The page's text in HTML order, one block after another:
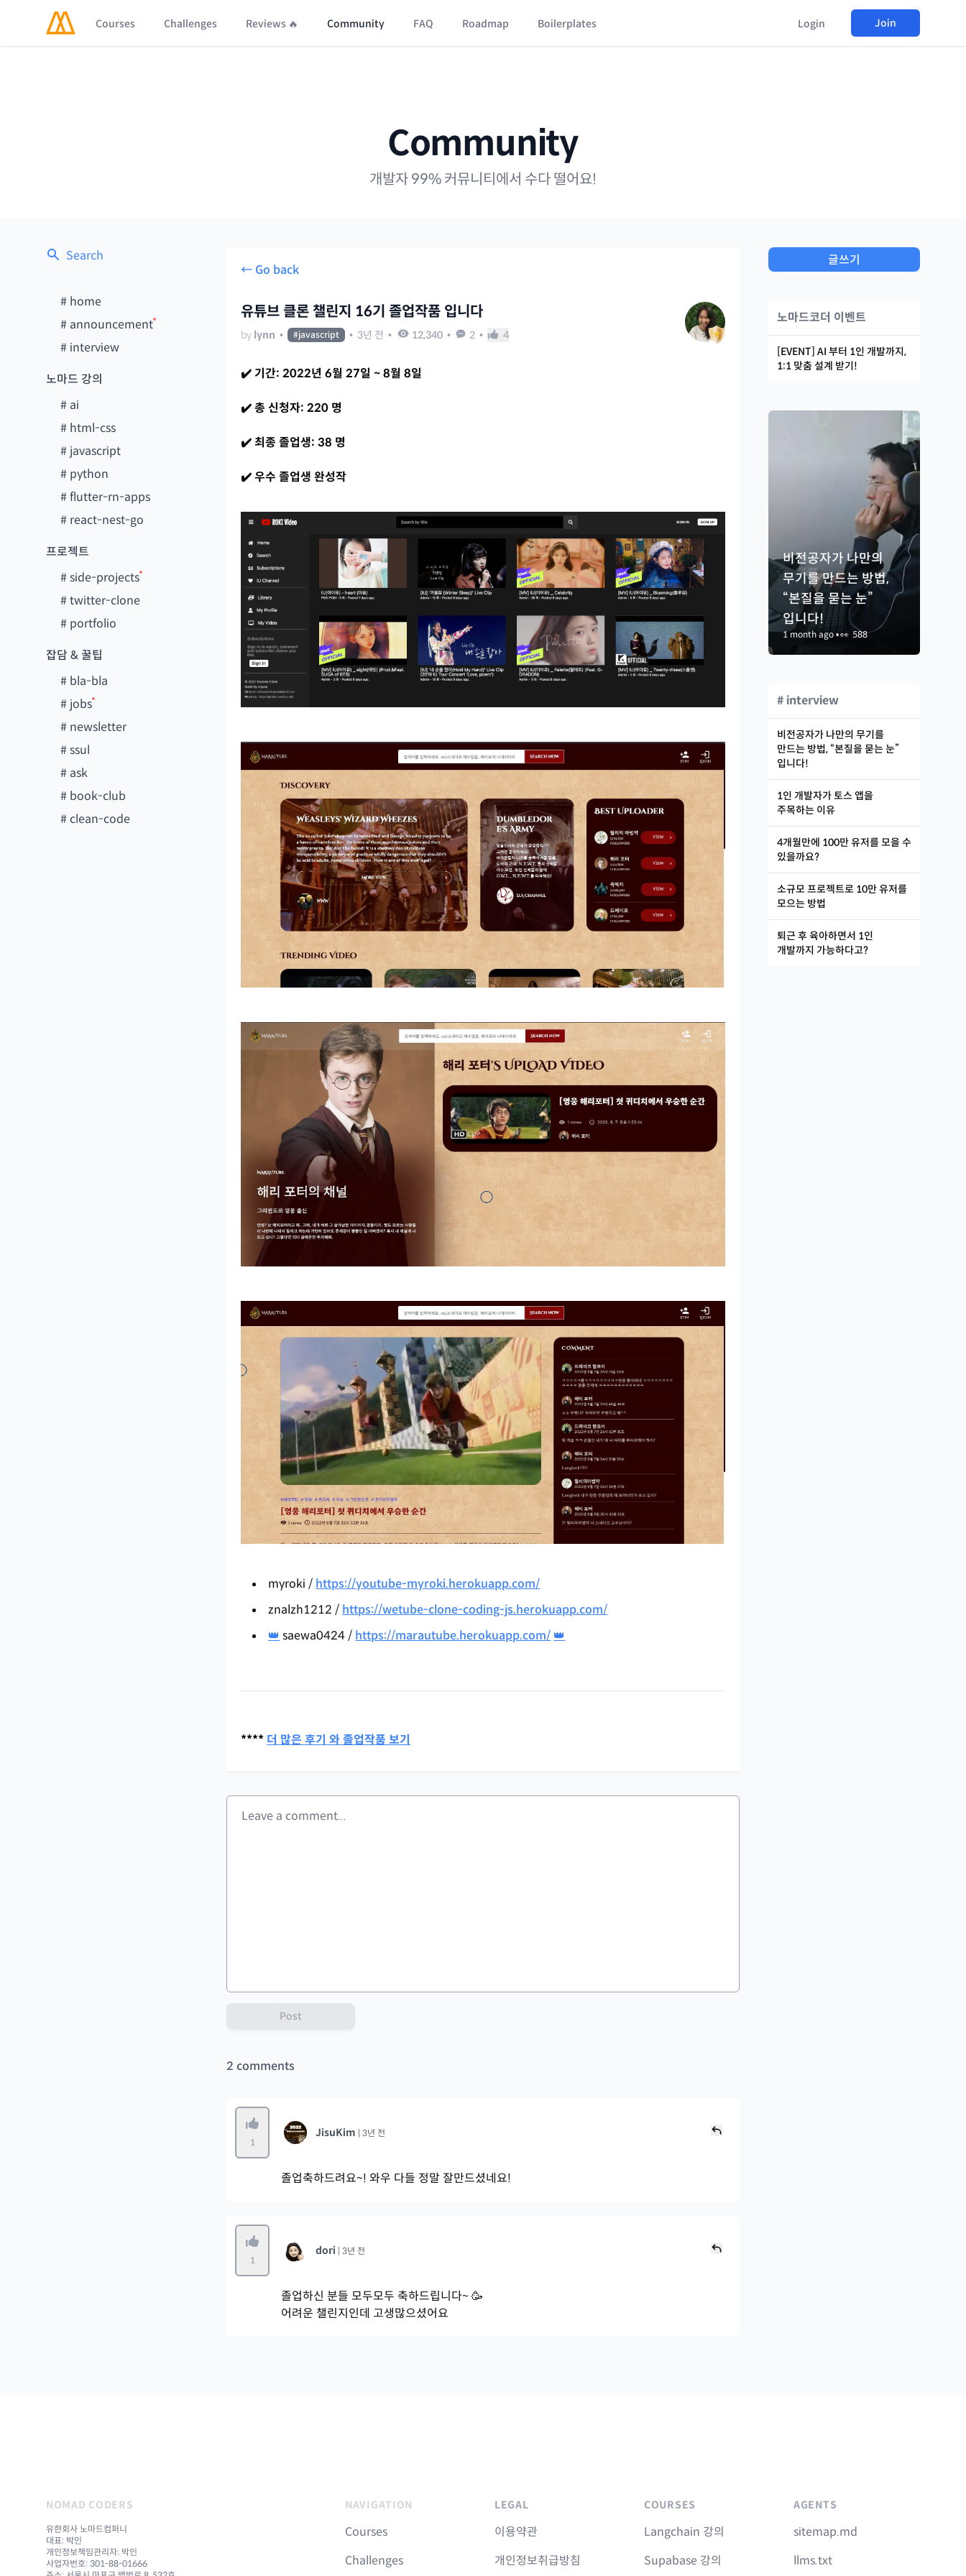
Courses Challenges Reviews 🔥 Community FAQ Roadmap Boilerplates Login Join
Community
개발자 99% 커뮤니티에서 수다 떨어요!
Search
# home
# announcement
# interview
노마드 강의
# ai
# html-css
# javascript
# python
#flutter-rn-apps
# react-nest-go
프로젝트
#side-projects
#twitter-clone
# portfolio
잡담 & 꿀팁
# bla-bla
# jobs
# newsletter
#ssul
# ask
# book-club
#clean-code
← Go back
유튜브 클론 챌린지 16기 졸업작품 입니다
by lynn • #javascript • 3년 전 • 12,340 • 2 • 4
✔️ 기간: 2022년 6월 27일 ~ 8월 8일
✔️ 총 신청자: 220 명
✔️ 최종 졸업생: 38 명
✔️ 우수 졸업생 완성작
myroki / https://youtube-myroki.herokuapp.com/
znalzh1212 / https://wetube-clone-coding-js.herokuapp.com/
👑 saewa0424 / https://marautube.herokuapp.com/ 👑
**** 더 많은 후기 와 졸업작품 보기
Post
2 comments
1
JisuKim 3년 전
졸업축하드려요~! 와우 다들 정말 잘만드셨네요!
1
dori 3년 전
졸업하신 분들 모두모두 축하드립니다~ 🥳
어려운 챌린지인데 고생많으셨어요
글쓰기
노마드코더 이벤트
[EVENT] AI 부터 1인 개발까지,
1:1 맞춤 설계 받기!
비전공자가 나만의
무기를 만드는 방법,
“본질을 묻는 눈”
입니다!
1 month ago•👀 588
# interview
비전공자가 나만의 무기를
만드는 방법, “본질을 묻는 눈”
입니다!
1인 개발자가 토스 앱을
주목하는 이유
4개월만에 100만 유저를 모을 수
있을까요?
소규모 프로젝트로 10만 유저를
모으는 방법
퇴근 후 육아하면서 1인
개발까지 가능하다고?
NOMAD CODERS
유한회사 노마드컴퍼니
대표: 박인
개인정보책임관리자: 박인
사업자번호: 301-88-01666
NAVIGATION
Courses
Challenges
LEGAL
이용약관
개인정보취급방침
COURSES
Langchain 강의
Supabase 강의
AGENTS
sitemap.md
llms.txt